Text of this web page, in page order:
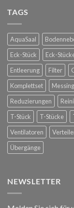
TAGS
AquaSaal
Eck-Stück
Eck-
Entleerung
Filter
Komplettset
Messing
Reduzierungen
T-Stück
T-Stücke
Ventilatoren
Übergänge
NEWSLETTER